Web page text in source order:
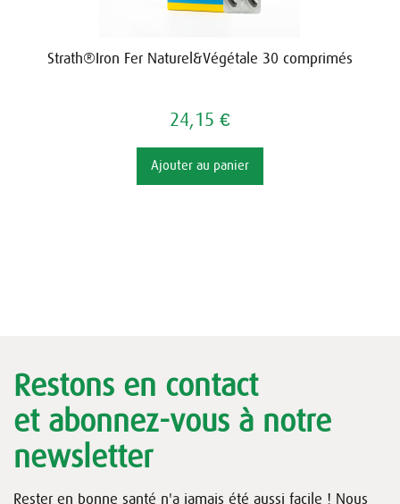
Strath®Iron Fer Naturel&Végétale 30 comprimés
24,15 €
Ajouter au panier
Restons en contact
et abonnez-vous à notre
newsletter
Rester en bonne santé n'a jamais été aussi facile ! Nous